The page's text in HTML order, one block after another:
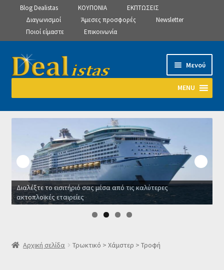
Blog Dealistas ΚΟΥΠΟΝΙΑ
ΕΚΠΤΩΣΕΙΣ
Διαγωνισμοί
Άμεσες προσφορές
Newsletter
Ποιοί είμαστε
Επικοινωνία
Απευθείας
μετάβαση
πλοήγηση
Μετάβαση
σε
Μενού
MENU
Αρχική
Manage Subscriptions
Manage Subscriptions
Manage Subscriptions
SLIDER
Διαλέξτε το εισιτήριό σας μέσα από τις καλύτερες
ακτοπλοϊκές εταιρείες
Αρχική σελίδα Τρωκτικό > Χάμστερ > Τροφή